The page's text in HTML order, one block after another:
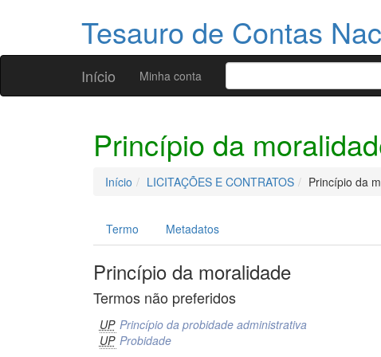
Tesauro de Contas
Início Minha conta
Princípio da
Início LICITAÇÕES E CONTRATOS Princípio da
Termo Metadatos
Princípio da moralidade
Termos não preferidos
UP Princípio da probidade administrativa
UP Probidade